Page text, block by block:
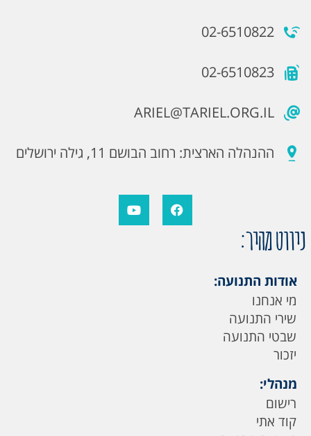
02-6510822
02-6510823
ARIEL@TARIEL.ORG.IL
ההנהלה הארצית: רחוב הבושם 11, גילה ירושלים
ניווט מהיר:
אודות התנועה:
מי אנחנו
שירי התנועה
שבטי התנועה
יזכור
מנהלי:
רישום
קוד אתי